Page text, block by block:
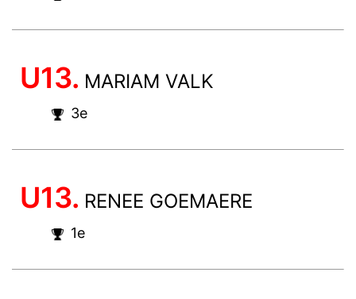
U13. MARIAM VALK
3e
U13. RENEE GOEMAERE
1e